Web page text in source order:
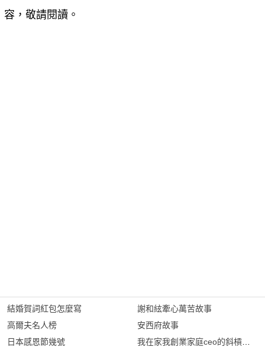
容，敬請閱讀。
結婚賀詞紅包怎麼寫
高爾夫名人榜
日本感恩節幾號
謝和絃牽心萬苦故事
安西府故事
我在家我創業家庭ceo的斜槓人生